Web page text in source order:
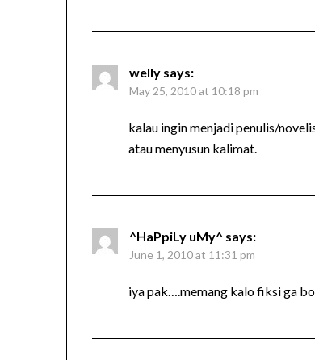
welly says:
May 25, 2010 at 10:18 pm
kalau ingin menjadi penulis/
atau menyusun kalimat.
^HaPpiLy uMy^ says:
June 1, 2010 at 11:31 pm
iya pak….memang kalo fiksi ga